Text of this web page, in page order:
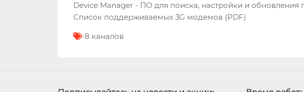
Device Manager - ПО для поиска, настройки и обновления
Список поддерживаемых 3G модемов (PDF)
8 каналов